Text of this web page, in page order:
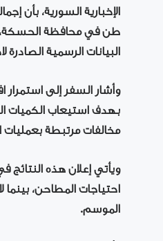
البيانات الرسمية الصادرة
وأشار السفر إلى
بهدف استيعاب الكميات
مخالفات مرتبطة بعمليات
ويأتي إعلان هذه النتائج
احتياجات المطاحن،
الموسم.